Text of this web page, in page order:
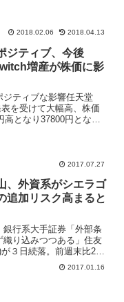
2018.02.06 2018.04.13
ジティブ、今後
増産が株価に影
ジティブな影響任天堂
を受けて大幅高、株価
高となり37800円となっ
2017.07.27
、外資系がシエラゴ
追加リスク高まると
銀行系大手証券「外部条
織り込みつつある」住友
３日続落。前週末比21
1475円まで売られてい
落でも75日線を維持して
2017.01.16